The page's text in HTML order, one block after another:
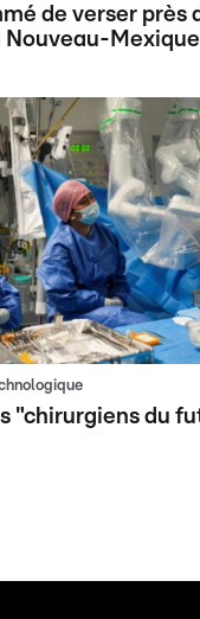
de verser près
Nouveau-Mexique
"chirurgiens du